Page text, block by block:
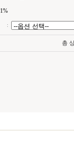
1%
:
총